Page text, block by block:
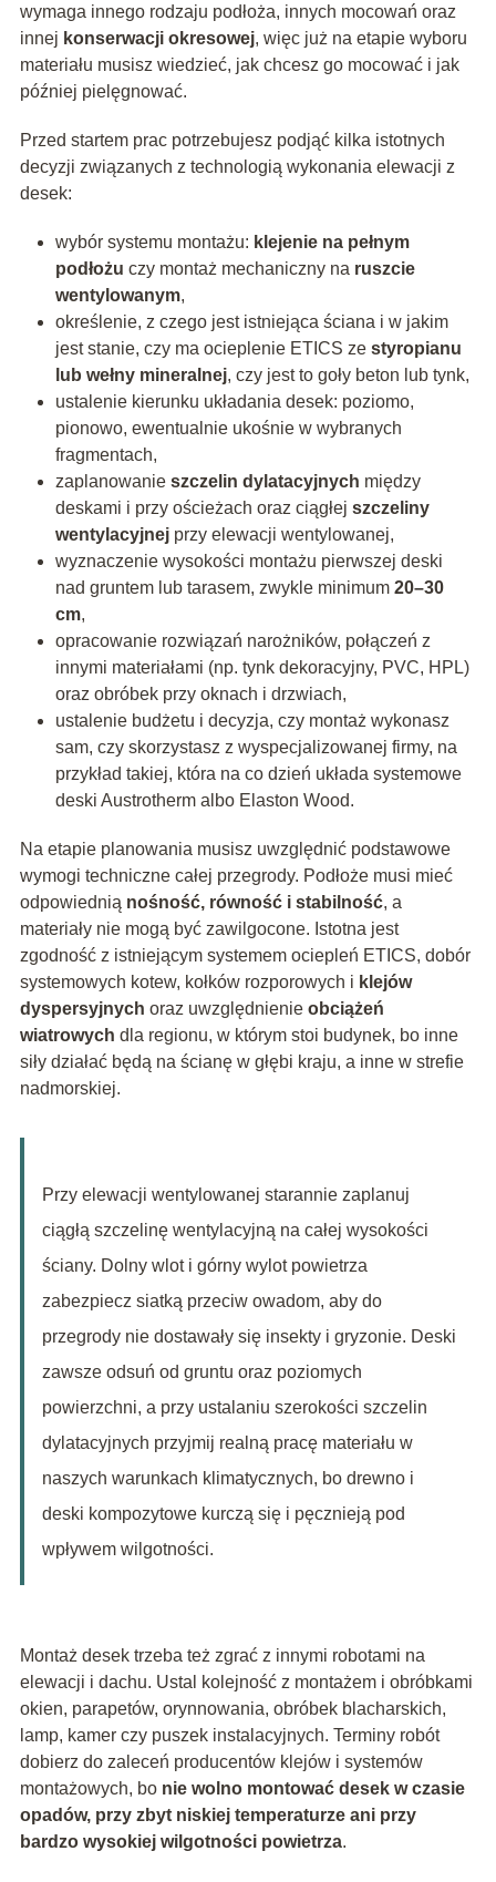
wymaga innego rodzaju podłoża, innych mocowań oraz
innej konserwacji okresowej, więc już na etapie wyboru
materiału musisz wiedzieć, jak chcesz go mocować i jak
później pielęgnować.
Przed startem prac potrzebujesz podjąć kilka istotnych
decyzji związanych z technologią wykonania elewacji z
desek:
wybór systemu montażu: klejenie na pełnym
podłożu czy montaż mechaniczny na ruszcie
wentylowanym,
określenie, z czego jest istniejąca ściana i w jakim
jest stanie, czy ma ocieplenie ETICS ze styropianu
lub wełny mineralnej, czy jest to goły beton lub tynk,
ustalenie kierunku układania desek: poziomo,
pionowo, ewentualnie ukośnie w wybranych
fragmentach,
zaplanowanie szczelin dylatacyjnych między
deskami i przy ościeżach oraz ciągłej szczeliny
wentylacyjnejprzy elewacji wentylowanej,
wyznaczenie wysokości montażu pierwszej deski
nad gruntem lub tarasem, zwykle minimum 20–30
cm,
opracowanie rozwiązań narożników, połączeń z
innymi materiałami (np. tynk dekoracyjny, PVC, HPL)
oraz obróbek przy oknach i drzwiach,
ustalenie budżetu i decyzja, czy montaż wykonasz
sam, czy skorzystasz z wyspecjalizowanej firmy, na
przykład takiej, która na co dzień układa systemowe
deski Austrotherm albo Elaston Wood.
Na etapie planowania musisz uwzględnić podstawowe
wymogi techniczne całej przegrody. Podłoże musi mieć
odpowiednią nośność, równość i stabilność, a
materiały nie mogą być zawilgocone. Istotna jest
zgodność z istniejącym systemem ociepleń ETICS, dobór
systemowych kotew, kołków rozporowych i klejów
dyspersyjnych oraz uwzględnienie obciążeń
wiatrowych dla regionu, w którym stoi budynek, bo inne
siły działać będą na ścianę w głębi kraju, a inne w strefie
nadmorskiej.
Przy elewacji wentylowanej starannie zaplanuj
ciągłą szczelinę wentylacyjną na całej wysokości
ściany. Dolny wlot i górny wylot powietrza
zabezpiecz siatką przeciw owadom, aby do
przegrody nie dostawały się insekty i gryzonie. Deski
zawsze odsuń od gruntu oraz poziomych
powierzchni, a przy ustalaniu szerokości szczelin
dylatacyjnych przyjmij realną pracę materiału w
naszych warunkach klimatycznych, bo drewno i
deski kompozytowe kurczą się i pęcznieją pod
wpływem wilgotności.
Montaż desek trzeba też zgrać z innymi robotami na
elewacji i dachu. Ustal kolejność z montażem i obróbkami
okien, parapetów, orynnowania, obróbek blacharskich,
lamp, kamer czy puszek instalacyjnych. Terminy robót
dobierz do zaleceń producentów klejów i systemów
montażowych, bo nie wolno montować desek w czasie
opadów, przy zbyt niskiej temperaturze ani przy
bardzo wysokiej wilgotności powietrza.